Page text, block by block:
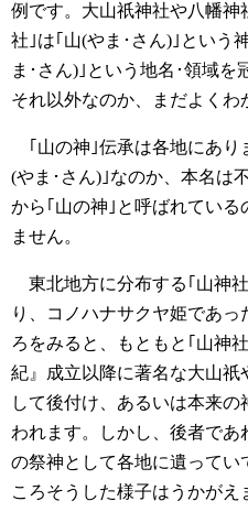
例です。大山祇神社や八幡神
社｣は｢山(やま･さん)｣という
ま･さん)｣という地名･領域
それ以外なのか、まだよくわ
｢山の神｣伝承は各地にあり
(やま･さん)｣なのか、本名は
から｢山の神｣と呼ばれている
ません。
東北地方に分布する｢山神
り、コノハナサクヤ姫であ
ろをみると、もともと｢山神
紀』成立以降に著名な大山祇
して後付け、あるいは本来
われます。しかし、後者で
の祭神として各地に遺ってい
ころそうした様子はうかがえ